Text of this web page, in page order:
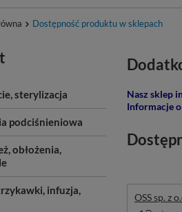
Dostępność produktu w sklepach
sterylizacja
podciśnieniowa
obłożenia,
infuzja,
Nasz sklep
Informacje
OSS sp. z